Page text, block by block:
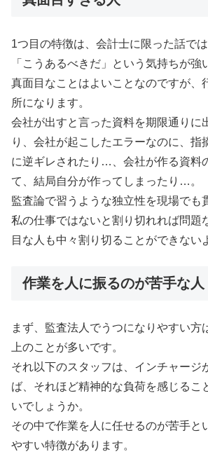
1つ目の特徴は、会計士に限った話では
「こうあるべきだ」という気持ちが強
真面目なことはよいことなのですが、
所になります。
会社が出すと言った資料を期限通りに
り、会社が起こしたエラーなのに、指
に逆ギレされたり…、会社が作る資料
て、結局自分が作ってしまったり…。
監査論で習うような独立性を現場でも
私の仕事ではないと割り切れれば問題
目な人も中々割り切ることができない
作業を人に振るのが苦手な人
まず、監査法人でうつになりやすい方
上のことが多いです。
それ以下のスタッフは、インチャージ
ば、それほど精神的な負荷を感じるこ
いでしょうか。
その中で作業を人に任せるのが苦手と
やすい特徴があります。